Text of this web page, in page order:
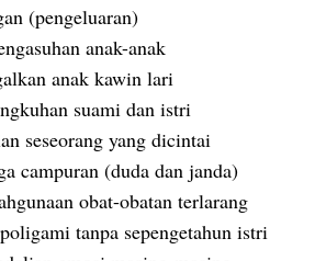
(pengeluaran)
anak-anak
anak kawin lari
suami dan istri
seseorang yang dicintai
campuran (duda dan janda)
obat-obatan terlarang
tanpa sepengetahun istri